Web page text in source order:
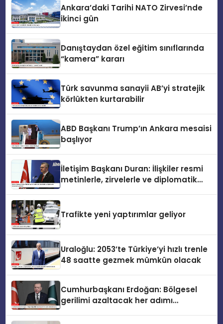
Ankara’daki Tarihi NATO Zirvesi’nde
ikinci gün
Danıştaydan özel eğitim sınıflarında
“kamera” kararı
Türk savunma sanayii AB’yi stratejik
körlükten kurtarabilir
ABD Başkanı Trump’ın Ankara mesaisi
başlıyor
İletişim Başkanı Duran: İlişkiler resmi
metinlerle, zirvelerle ve diplomatik
Trafikte yeni yaptırımlar geliyor
Uraloğlu: 2053’te Türkiye’yi hızlı trenle
48 saatte gezmek mümkün olacak
Cumhurbaşkanı Erdoğan: Bölgesel
gerilimi azaltacak her adımı